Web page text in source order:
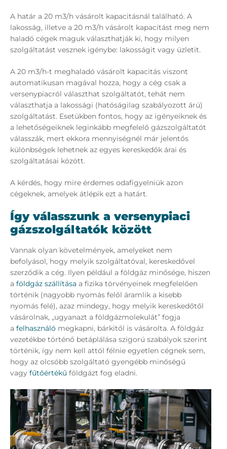
A határ a 20 m3/h vásárolt kapacitásnál található. A
lakosság, illetve a 20 m3/h vásárolt kapacitást meg nem
haladó cégek maguk választhatják ki, hogy milyen
szolgáltatást vesznek igénybe: lakosságit vagy üzletit.
A 20 m3/h-t meghaladó vásárolt kapacitás viszont
automatikusan magával hozza, hogy a cég csak a
versenypiacról választhat szolgáltatót, tehát nem
választhatja a lakossági (hatóságilag szabályozott árú)
szolgáltatást. Esetükben fontos, hogy az igényeiknek és
a lehetőségeiknek leginkább megfelelő gázszolgáltatót
válasszák, mert ekkora mennyiségnél már jelentős
különbségek lehetnek az egyes kereskedők árai és
szolgáltatásai között.
A kérdés, hogy mire érdemes odafigyelniük azon
cégeknek, amelyek átlépik ezt a határt.
Így válasszunk a versenypiaci
gázszolgáltatók között
Vannak olyan követelmények, amelyeket nem
befolyásol, hogy melyik szolgáltatóval, kereskedővel
szerződik a cég. Ilyen például a földgáz minősége, hiszen
a földgáz szállítása a fizika törvényeinek megfelelően
történik (nagyobb nyomás felől áramlik a kisebb
nyomás felé), azaz mindegy, hogy melyik kereskedőtől
vásárolnak, „ugyanazt a földgázmolekulát” fogja
a felhasználó megkapni, bárkitől is vásárolta. A földgáz
vezetékbe történő betáplálása szigorú szabályok szerint
történik, így nem kell attól félnie egyetlen cégnek sem,
hogy az olcsóbb szolgáltató gyengébb minőségű
vagy fűtőértékű földgázt fog eladni.